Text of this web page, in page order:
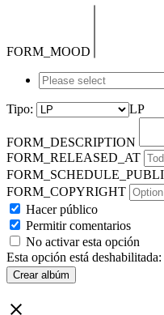
FORM_MOOD
Tipo: LP
FORM_DESCRIPTION
FORM_RELEASED_AT
FORM_COPYRIGHT
Hacer público
Permitir comentarios
No activar esta opción
Esta opción está deshabilitada:
Crear albúm